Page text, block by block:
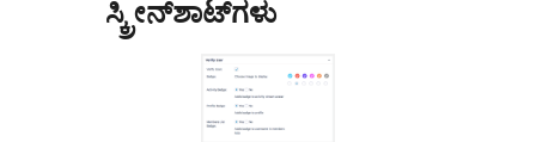
ಸ್ಕ್ರೀನ್‌ಶಾಟ್‌ಗಳು